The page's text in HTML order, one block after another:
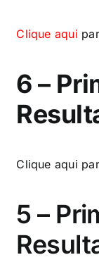
Clique aqui
6 –
Clique aqui
5 –